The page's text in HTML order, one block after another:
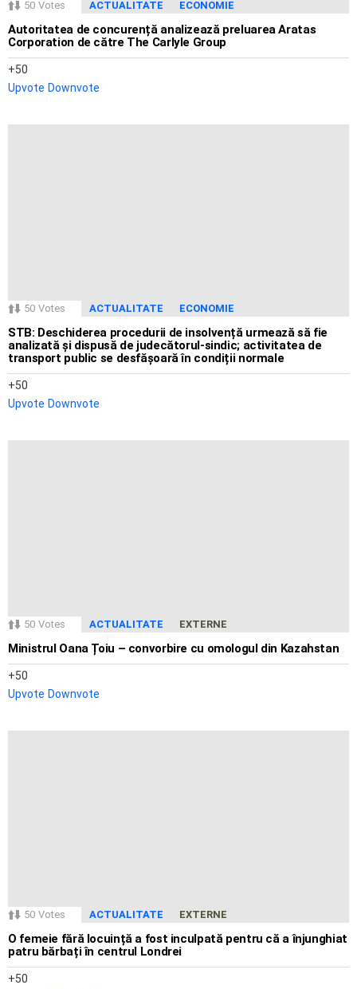
50 Votes ACTUALITATE ECONOMIE
Autoritatea de concurență analizează preluarea Aratas
Corporation de către The Carlyle Group
50
Upvote Downvote
50 Votes ACTUALITATE ECONOMIE
STB: Deschiderea procedurii de insolvență urmează să fie
analizată și dispusă de judecătorul-sindic; activitatea de
transport public se desfășoară în condiții normale
50
Upvote Downvote
50 Votes ACTUALITATE EXTERNE
Ministrul Oana Țoiu – convorbire cu omologul din Kazahstan
50
Upvote Downvote
50 Votes ACTUALITATE EXTERNE
O femeie fără locuință a fost inculpată pentru că a înjunghiat
patru bărbați în centrul Londrei
50